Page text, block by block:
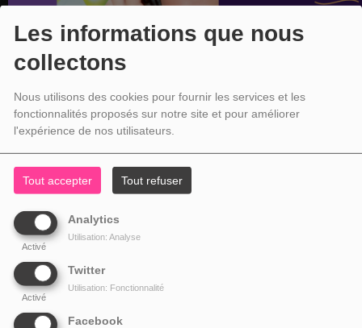
Les informations que nous
collectons
Nous utilisons des cookies pour fournir les services et les
fonctionnalités proposés sur notre site et pour améliorer
l'expérience de nos utilisateurs.
Tout accepter Tout refuser
Analytics
Activé
Utilisation: Analyse
Twitter
Activé
Utilisation: Fonctionnalité
Facebook